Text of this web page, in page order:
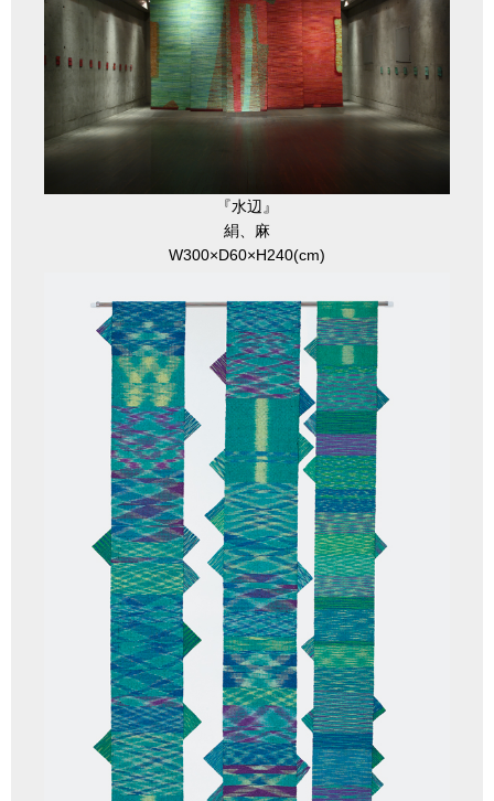
『水辺』
絹、麻
W300×D60×H240(cm)